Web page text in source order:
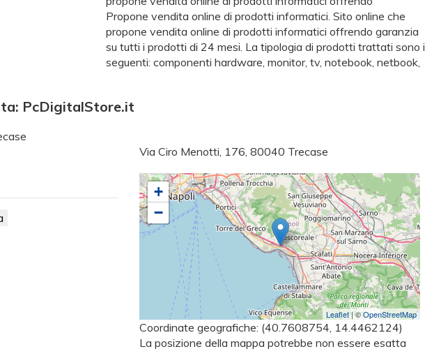
Propone vendita online di prodotti informatici. Sito online che
propone vendita online di prodotti informatici offrendo garanzia
su tutti i prodotti di 24 mesi. La tipologia di prodotti trattati sono i
seguenti: componenti hardware, monitor, tv, notebook, netbook,
PcDigitalStore.it
Via Ciro Menotti, 176, 80040 Trecase
+
−
Leaflet| ©OpenStreetMap
Coordinate geografiche: (40.7608754, 14.4462124)
La posizione della mappa potrebbe non essere esatta